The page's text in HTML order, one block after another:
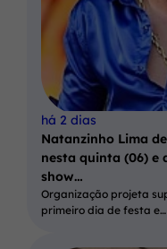
há 2 dias
Natanzinho Lima
nesta quinta (06) e
show…
Organização projeta
primeiro dia de festa e…